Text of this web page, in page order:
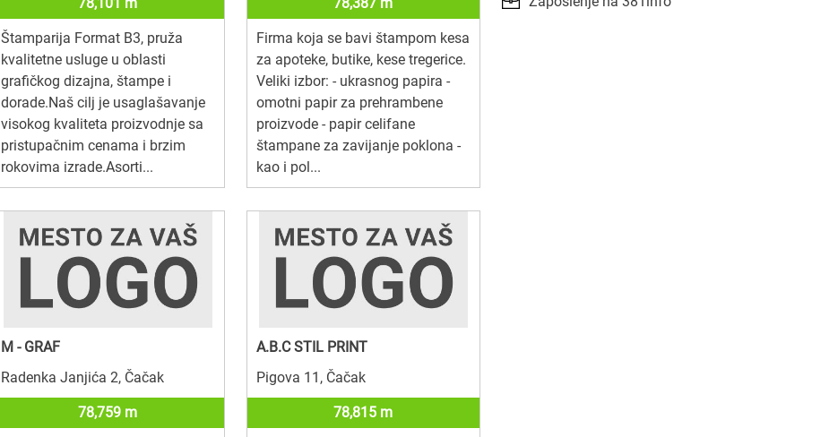
Štamparija Format B3, pruža
kvalitetne usluge u oblasti
grafičkog dizajna, štampe i
dorade.Naš cilj je usaglašavanje
visokog kvaliteta proizvodnje sa
pristupačnim cenama i brzim
rokovima izrade.Asorti...
Firma koja se bavi štampom kesa
za apoteke, butike, kese tregerice.
Veliki izbor: - ukrasnog papira -
omotni papir za prehrambene
proizvode - papir celifane
štampane za zavijanje poklona -
kao i pol...
M - GRAF
Radenka Janjića 2, Čačak
78,759 m
A.B.C STIL PRINT
Pigova 11, Čačak
78,815 m